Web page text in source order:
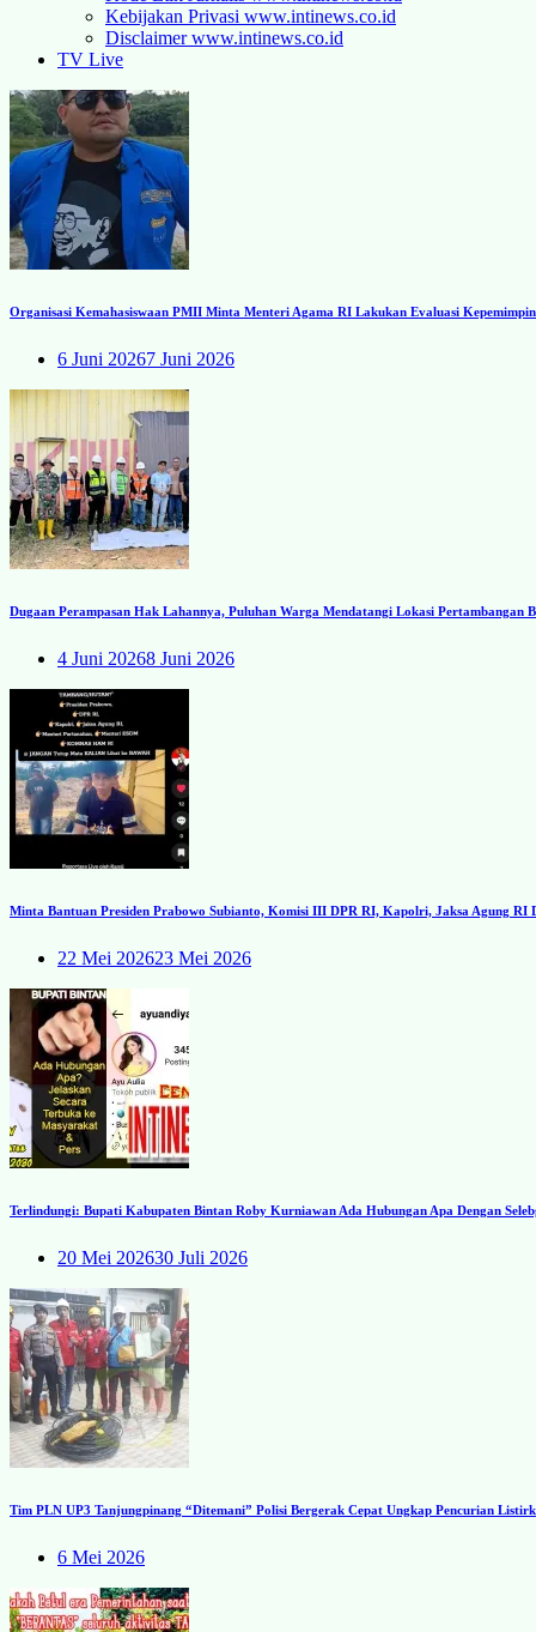
Kebijakan Privasi www.intinews.co.id
Disclaimer www.intinews.co.id
TV Live
Organisasi Kemahasiswaan PMII Minta Menteri Agama RI Lakukan Evaluasi
6 Juni 20267 Juni 2026
Dugaan Perampasan Hak Lahannya, Puluhan Warga Mendatangi Lokasi Pertambangan
4 Juni 20268 Juni 2026
Minta Bantuan Presiden Prabowo Subianto, Komisi III DPR RI, Kapolri, Jaksa Agung
22 Mei 202623 Mei 2026
Terlindungi: Bupati Kabupaten Bintan Roby Kurniawan Ada Hubungan Apa Dengan
20 Mei 202630 Juli 2026
Tim PLN UP3 Tanjungpinang “Ditemani” Polisi Bergerak Cepat Ungkap Pencurian Listirk
6 Mei 2026